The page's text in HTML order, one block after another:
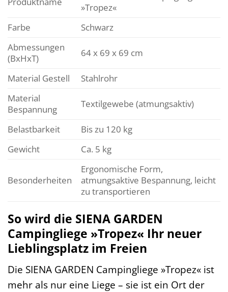
»Tropez«
Farbe
Schwarz
Abmessungen
(BxHxT)
64 x 69 x 69 cm
Material Gestell
Stahlrohr
Material
Bespannung
Textilgewebe (atmungsaktiv)
Belastbarkeit
Bis zu 120 kg
Gewicht
Ca. 5 kg
Besonderheiten
Ergonomische Form,
atmungsaktive Bespannung, leicht
zu transportieren
So wird die SIENA GARDEN
Campingliege »Tropez« Ihr neuer
Lieblingsplatz im Freien
Die SIENA GARDEN Campingliege »Tropez« ist
mehr als nur eine Liege – sie ist ein Ort der